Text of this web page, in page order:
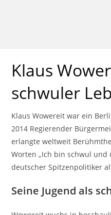
Klaus
schwuler
Klaus Wowereit war ein
2014 Regierender
erlangte weltweit
Worten „Ich bin schwul und
deutscher Spitzenpolitiker
Seine Jugend als